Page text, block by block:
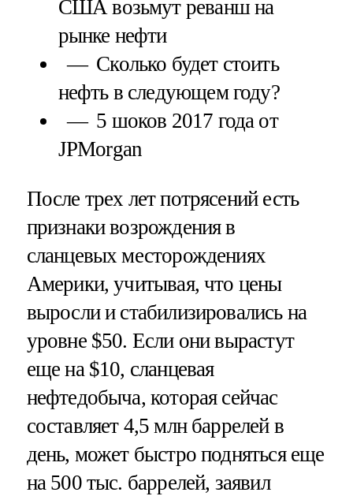
США возьмут реванш на
рынке нефти
Сколько будет стоить
нефть в следующем году?
5 шоков 2017 года от
JPMorgan
После трех лет потрясений есть
признаки возрождения в
сланцевых месторождениях
Америки, учитывая, что цены
выросли и стабилизировались на
уровне $50. Если они вырастут
еще на $10, сланцевая
нефтедобыча, которая сейчас
составляет 4,5 млн баррелей в
день, может быстро подняться еще
на 500 тыс. баррелей, заявил